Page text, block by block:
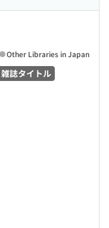
雑誌タイトル
Other Libraries in Japan